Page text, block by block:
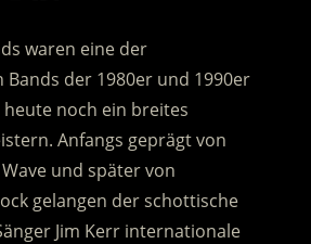
waren eine der
der 1980er und 1990er
heute noch ein breites
Anfangs geprägt von
und später von
gelangen der schottische
Jim Kerr internationale